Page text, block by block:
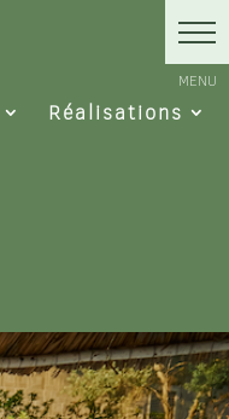
Réalisations